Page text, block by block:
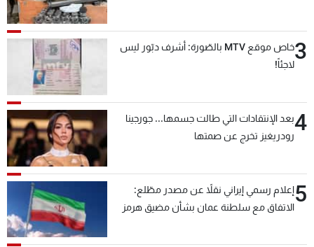
3
خاص موقع MTV بالصّورة: أشرف دبّور ليس
لاجئاً!
4بعد الإنتقادات التي طالت جسمها... جورجينا
رودريغيز تخرج عن صمتها
5إعلام رسمي إيراني نقلاً عن مصدر مطّلع:
الاتفاق مع سلطنة عمان بشأن مضيق هرمز